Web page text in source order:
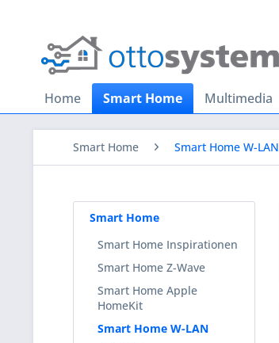
Home Smart Home Multimedia
Smart Home Smart Home W-LAN
Smart Home
Smart Home Inspirationen
Smart Home Z-Wave
Smart Home Apple
HomeKit
Smart Home W-LAN